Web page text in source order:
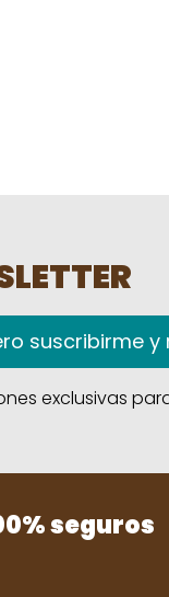
suscribirme
exclusivas
seguros